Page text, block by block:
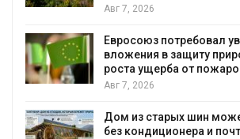
Авг 7, 2026
Евросоюз потребовал
вложения в защиту
роста ущерба от
Авг 7, 2026
Дом из старых шин
без кондиционера и